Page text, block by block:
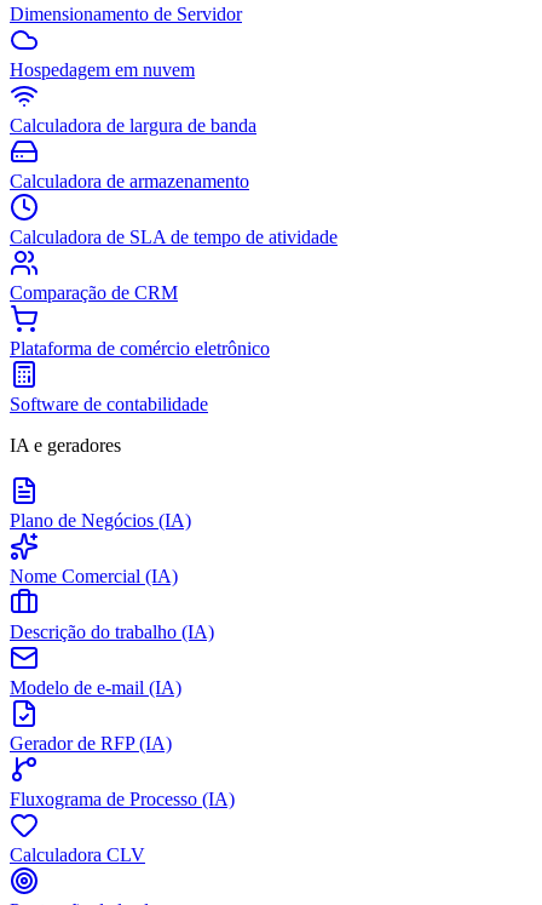
Dimensionamento de Servidor
Hospedagem em nuvem
Calculadora de largura de banda
Calculadora de armazenamento
Calculadora de SLA de tempo de atividade
Comparação de CRM
Plataforma de comércio eletrônico
Software de contabilidade
IA e geradores
Plano de Negócios (IA)
Nome Comercial (IA)
Descrição do trabalho (IA)
Modelo de e-mail (IA)
Gerador de RFP (IA)
Fluxograma de Processo (IA)
Calculadora CLV